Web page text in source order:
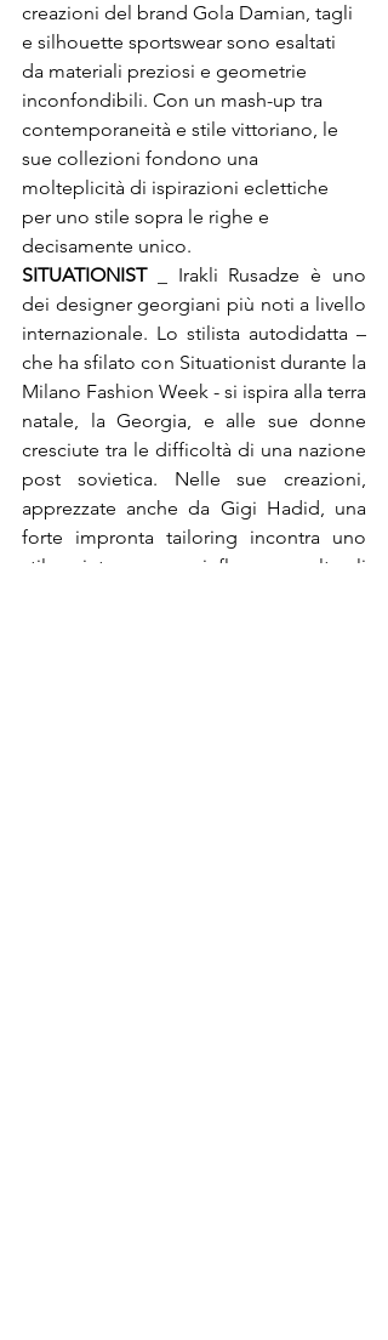
creazioni del brand Gola Damian, tagli
e silhouette sportswear sono esaltati
da materiali preziosi e geometrie
inconfondibili. Con un mash-up tra
contemporaneità e stile vittoriano, le
sue collezioni fondono una
molteplicità di ispirazioni eclettiche
per uno stile sopra le righe e
decisamente unico.
SITUATIONIST
_ Irakli Rusadze è uno
dei designer georgiani più noti a livello
internazionale. Lo stilista autodidatta –
che ha sfilato con Situationist durante la
Milano Fashion Week - si ispira alla terra
natale, la Georgia, e alle sue donne
cresciute tra le difficoltà di una nazione
post sovietica. Nelle sue creazioni,
apprezzate anche da Gigi Hadid, una
forte impronta tailoring incontra uno
stile vintage con influenze culturali